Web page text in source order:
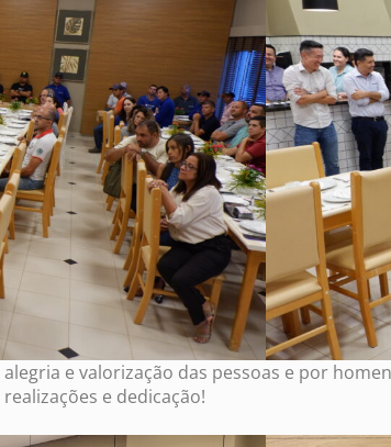
e valorização das pessoas e por
e dedicação!